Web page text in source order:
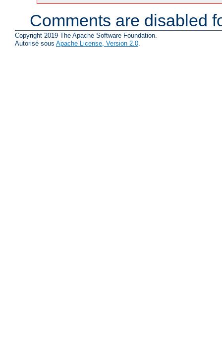
Comments are disabled
Copyright 2019 The Apache Software Foundation.
Autorisé sous Apache License, Version 2.0.